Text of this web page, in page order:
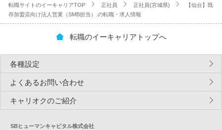
転職サイトのイーキャリアTOP
正社員 正社員(宮城県)
【仙台】既
存加盟店向け法人営業（SMB担当）.の転職・求人情報
転職のイーキャリアトップへ
各種設定
よくあるお問い合わせ
キャリオクのご紹介
SBヒューマンキャピタル株式会社